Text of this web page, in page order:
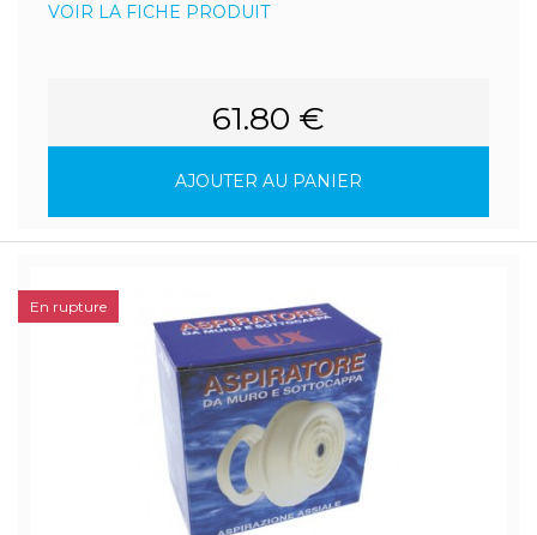
VOIR LA FICHE PRODUIT
61.80 €
AJOUTER AU PANIER
En rupture